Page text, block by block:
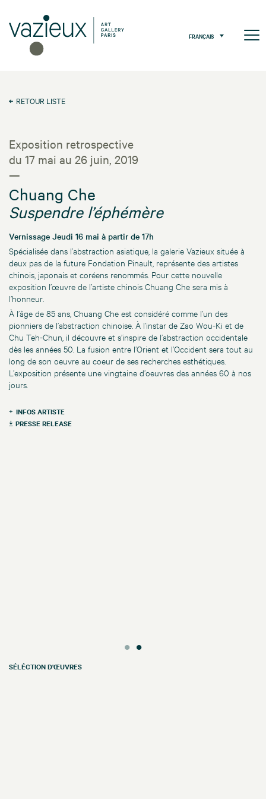
FRANÇAIS
RETOUR LISTE
Exposition retrospective
du 17 mai au 26 juin, 2019
—
Chuang Che
Suspendre l’éphémère
Vernissage Jeudi 16 mai à partir de 17h
Spécialisée dans l’abstraction asiatique, la galerie Vazieux située à
deux pas de la future Fondation Pinault, représente des artistes
chinois, japonais et coréens renommés. Pour cette nouvelle
exposition l’œuvre de l’artiste chinois Chuang Che sera mis à
l’honneur.
À l’âge de 85 ans, Chuang Che est considéré comme l’un des
pionniers de l’abstraction chinoise. À l’instar de Zao Wou-Ki et de
Chu Teh-Chun, il découvre et s’inspire de l’abstraction occidentale
dès les années 50. La fusion entre l’Orient et l’Occident sera tout au
long de son oeuvre au coeur de ses recherches esthétiques.
L’exposition présente une vingtaine d’oeuvres des années 60 à nos
jours.
INFOS ARTISTE
PRESSE RELEASE
SÉLÉCTION D'ŒUVRES